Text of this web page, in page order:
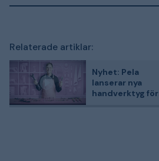
Relaterade artiklar:
Nyhet: Pela
lanserar nya
handverktyg för